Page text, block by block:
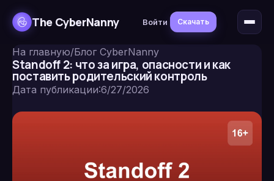
The CyberNanny Войти Скачать
На главную/Блог CyberNanny
Standoff 2: что за игра, опасности и как
поставить родительский контроль
Дата публикации:6/27/2026